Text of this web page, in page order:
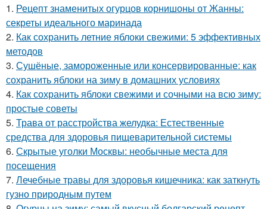
1. Рецепт знаменитых огурцов корнишоны от Жанны:
секреты идеального маринада
2. Как сохранить летние яблоки свежими: 5 эффективных
методов
3. Сушёные, замороженные или консервированные: как
сохранить яблоки на зиму в домашних условиях
4. Как сохранить яблоки свежими и сочными на всю зиму:
простые советы
5. Трава от расстройства желудка: Естественные
средства для здоровья пищеварительной системы
6. Скрытые уголки Москвы: необычные места для
посещения
7. Лечебные травы для здоровья кишечника: как заткнуть
гузно природным путем